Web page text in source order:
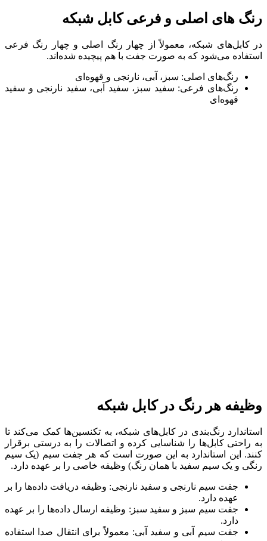
رنگ های اصلی و فرعی کابل شبکه
در کابل‌های شبکه، معمولاً از چهار رنگ اصلی و چهار رنگ فرعی
استفاده می‌شود که به صورت جفت با هم پیچیده شده‌اند.
رنگ‌های اصلی: سبز، آبی، نارنجی و قهوه‌ای
رنگ‌های فرعی: سفید سبز، سفید آبی، سفید نارنجی و سفید
قهوه‌ای
وظیفه هر رنگ در کابل شبکه
استاندارد رنگ‌بندی در کابل‌های شبکه، به تکنسین‌ها کمک می‌کند تا
به راحتی کابل‌ها را شناسایی کرده و اتصالات را به درستی برقرار
کنند. این استاندارد به این صورت است که هر جفت سیم (یک سیم
رنگی و یک سیم سفید با همان رنگ) وظیفه خاصی را بر عهده دارد.
جفت سیم نارنجی و سفید نارنجی: وظیفه دریافت داده‌ها را بر
عهده دارد.
جفت سیم سبز و سفید سبز: وظیفه ارسال داده‌ها را بر عهده
دارد.
جفت سیم آبی و سفید آبی: معمولاً برای انتقال صدا استفاده